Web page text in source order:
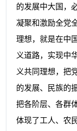
的发展中大国，
凝聚和激励全党
理想，就是在中
义道路，实现中
义共同理想，把
的发展、民族的
把各阶层、各群
体现了工人、农